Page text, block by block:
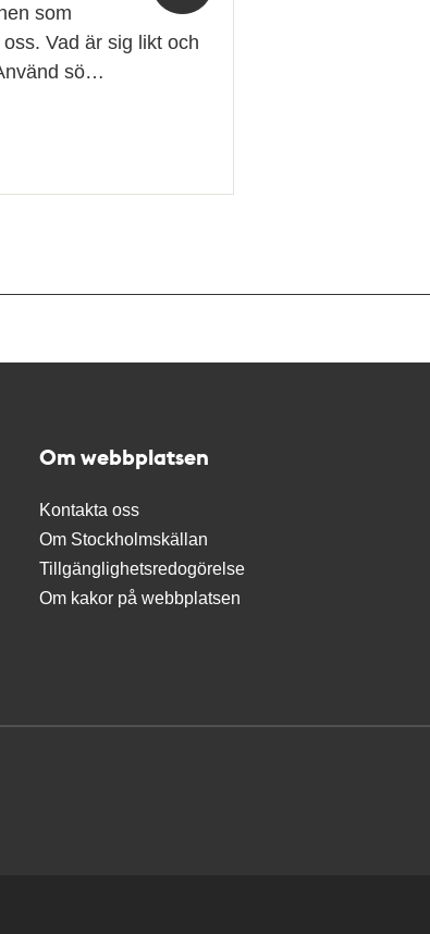
som
Vad är sig likt och
sö…
Om webbplatsen
Kontakta oss
Om Stockholmskällan
Tillgänglighetsredogörelse
Om kakor på webbplatsen